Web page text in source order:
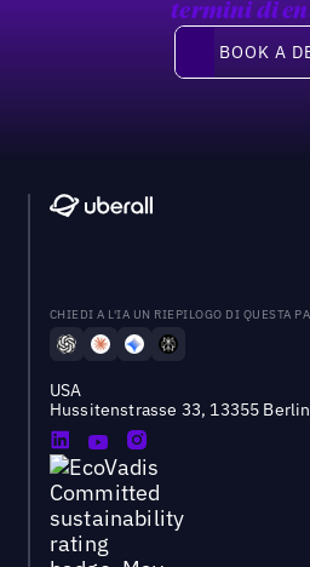
termini di
Book a demo
BOOK A
CHIEDI A L'IA UN RIEPILOGO DI QUESTA
USA
Hussitenstrasse 33, 13355